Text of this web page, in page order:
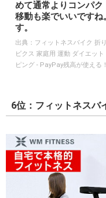
めて通常よりコンパ
移動も楽でいいです
す。
出典： フィットネスバイク 折
ビクス 家庭用 運動 ダイエッ
ピング - PayPay残高が使える
6位：フィットネスバ